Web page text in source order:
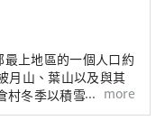
上地區的一個人口約
月山、葉山以及與其
村冬季以積雪厚重、
融雪水滋潤著山野，
more